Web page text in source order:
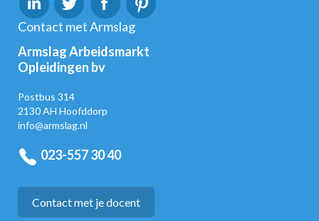
Contact met Armslag
Armslag Arbeidsmarkt
Opleidingen bv
Postbus 314
2130 AH Hoofddorp
info@armslag.nl
023-557 30 40
Contact met je docent